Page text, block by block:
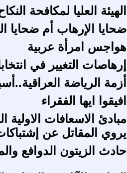
الهيئة العليا لمكافحة
ضحايا الإرهاب أم ضحايا
هواجس امرأة عربية
إرهاصات التغيير في
أزمة الرياضة
افيقوا ايها الفقراء
مبادئ الاسعافات الاولية
يروي المقاتل عن
حادث الزيتون الدوافع